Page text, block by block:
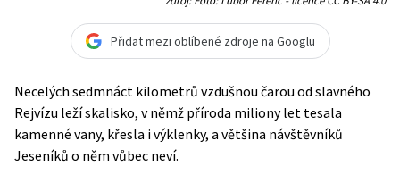
Přidat mezi oblíbené zdroje na Googlu
Necelých sedmnáct kilometrů vzdušnou čarou od slavného
Rejvízu leží skalisko, v němž příroda miliony let tesala
kamenné vany, křesla i výklenky, a většina návštěvníků
Jeseníků o něm vůbec neví.